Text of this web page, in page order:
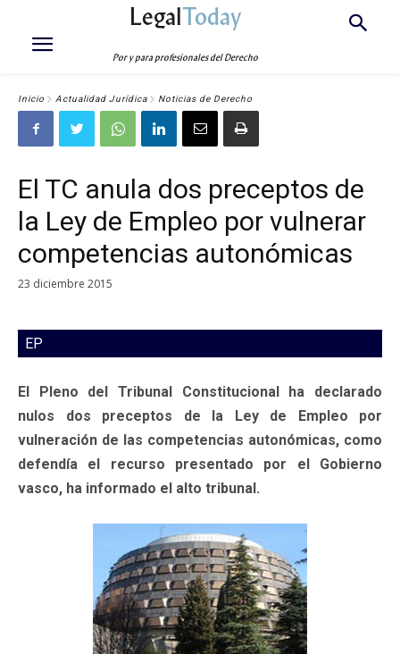
LegalToday
Por y para profesionales del Derecho
Inicio Actualidad Jurídica Noticias de Derecho
El TC anula dos preceptos de
la Ley de Empleo por vulnerar
competencias autonómicas
23 diciembre 2015
EP
El Pleno del Tribunal Constitucional ha declarado
nulos dos preceptos de la Ley de Empleo por
vulneración de las competencias autonómicas, como
defendía el recurso presentado por el Gobierno
vasco, ha informado el alto tribunal.